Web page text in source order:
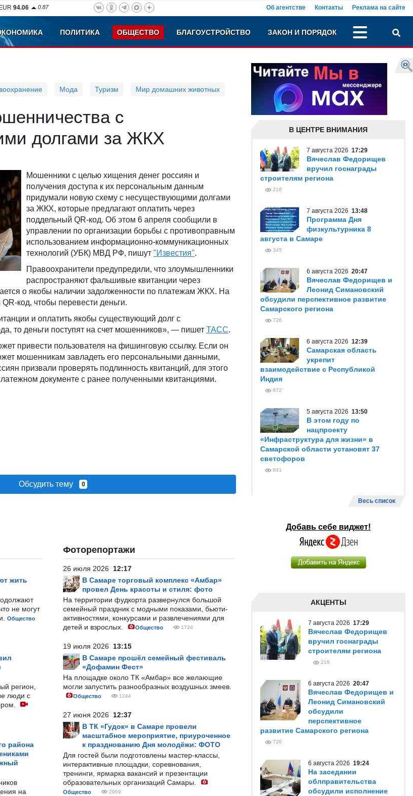
EUR 94.06 0.87 Об агентстве Контакты Реклама на сайте
ПОЛИТИКА ОБЩЕСТВО БЛАГОУСТРОЙСТВО ЗАКОН И ПОРЯДОК
Мода Туризм Мир домашних животных
с
долгами за ЖКХ
Мошенники с целью хищения денег россиян и
получения доступа к их персональным данным
придумали новую схему с несуществующими долгами
за ЖКХ, которые предлагают оплатить через
поддельный QR-код. Об этом 6 апреля сообщили в
управлении по организации борьбы с противоправным
использованием информационно-коммуникационных
технологий (УБК) МВД РФ, пишут "Известия".
Правоохранители предупредили, что злоумышленники
распространяют фальшивые квитанции через
о якобы наличии задолженности по платежам ЖКХ. На
код, чтобы перевести деньги.
и оплатить якобы существующий долг с
то деньги поступят на счет мошенников», — пишет ТАСС.
привести пользователя на фишинговую ссылку. Если он
мошенникам завладеть его персональными данными,
призвали проверять подлинность квитанций, для этого
документе с ранее полученными квитанциями.
Обсудить тему 0
жить
не могут
Общество
регион,
люди с
района
на
Фоторепортажи
26 июля 2026 12:17
В Самаре торговый комплекс «Амбар»
провел День красоты и стиля: фото
На территории фудкорта развернулся большой
семейный праздник с модными показами, бьюти-
активностями, конкурсами и развлечениями для
детей и взрослых.
Общество 1724
19 июля 2026 13:15
В Самаре прошёл семейный фестиваль
«Дофамин Фест»
На площадке около ТК «Амбар» все желающие
могли запустить разнообразных воздушных змеев.
Общество 1244
27 июня 2026 12:37
В ТК «Гудок» в Самаре провели
масштабное мероприятие, приуроченное
к празднованию Дня молодёжи: ФОТО
Для гостей были подготовлены мастер-классы,
интерактивные площадки, соревнования,
тренинги, ярмарка вакансий и презентации
образовательных организаций Самары.
Общество 2969
В ЦЕНТРЕ ВНИМАНИЯ
7 августа 2026 17:29
Вячеслав Федорищев
вручил госнаграды
строителям региона
216
7 августа 2026 13:48
Программа Дня
физкультурника 8
августа в Самаре
345
6 августа 2026 20:47
Вячеслав Федорищев и
Леонид Симановский
обсудили перспективное развитие
Самарского региона
726
6 августа 2026 12:39
Самарская область
укрепит
взаимодействие с Республикой
Индия
672
5 августа 2026 13:50
В этом году по
нацпроекту
«Инфраструктура для жизни» в
Самарской области установят 37
светофоров
841
Весь список
Добавь себе виджет!
АКЦЕНТЫ
7 августа 2026 17:29
Вячеслав Федорищев
вручил госнаграды
строителям региона
216
6 августа 2026 20:47
Вячеслав Федорищев и
Леонид Симановский
обсудили
перспективное
развитие Самарского региона
726
6 августа 2026 19:24
На заседании
облправительства
обсудили исполнение